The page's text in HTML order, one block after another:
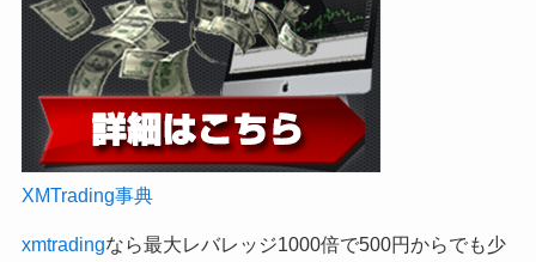
XMTrading事典
xmtradingなら最大レバレッジ1000倍で500円からでも少